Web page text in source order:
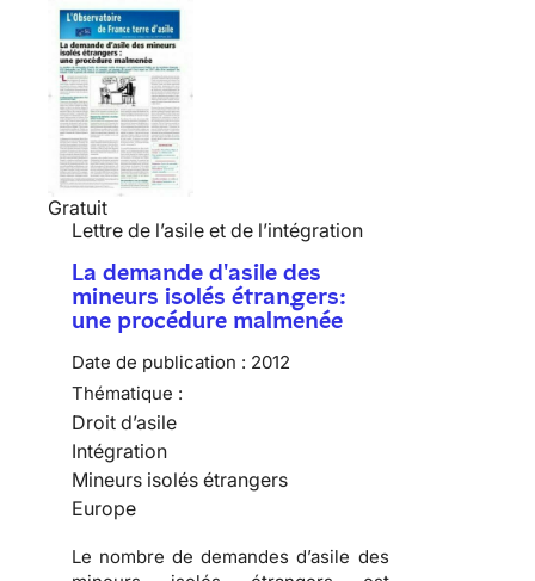
Gratuit
Lettre de l’asile et de l’intégration
La demande d'asile des
mineurs isolés étrangers:
une procédure malmenée
Date de publication : 2012
Thématique :
Droit d’asile
Intégration
Mineurs isolés étrangers
Europe
Le nombre de demandes d’asile des